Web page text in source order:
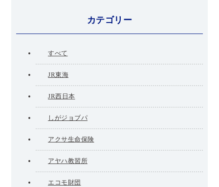
カテゴリー
すべて
JR東海
JR西日本
しがジョブパ
アクサ生命保険
アヤハ教習所
エコモ財団